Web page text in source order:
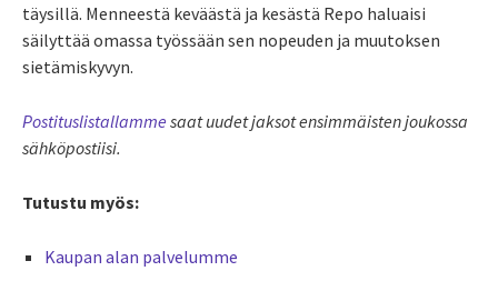
täysillä. Menneestä keväästä ja kesästä Repo haluaisi
säilyttää omassa työssään sen nopeuden ja muutoksen
sietämiskyvyn.
Postituslistallamme saat uudet jaksot ensimmäisten joukossa
sähköpostiisi.
Tutustu myös:
Kaupan alan palvelumme